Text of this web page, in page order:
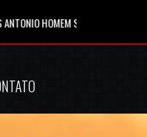
HOMEM SANTO CD